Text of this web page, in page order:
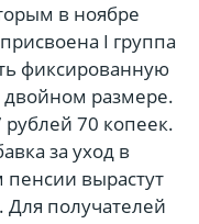
в ноябре
I группа
фиксированную
двойном размере.
70 копеек.
за уход в
вырастут
Для получателей